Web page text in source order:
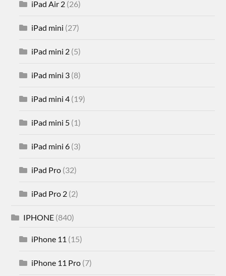
iPad Air 2 (26)
iPad mini (27)
iPad mini 2 (5)
iPad mini 3 (8)
iPad mini 4 (19)
iPad mini 5 (1)
iPad mini 6 (3)
iPad Pro (32)
iPad Pro 2 (2)
IPHONE (840)
iPhone 11 (15)
iPhone 11 Pro (7)